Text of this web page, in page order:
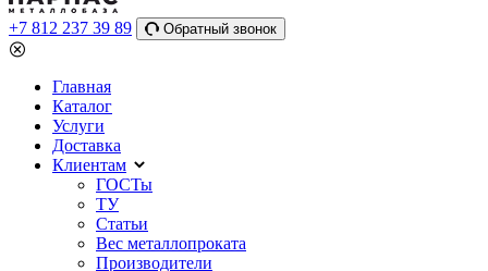
+7 812 237 39 89 Обратный звонок
Главная
Каталог
Услуги
Доставка
Клиентам
ГОСТы
ТУ
Статьи
Вес металлопроката
Производители